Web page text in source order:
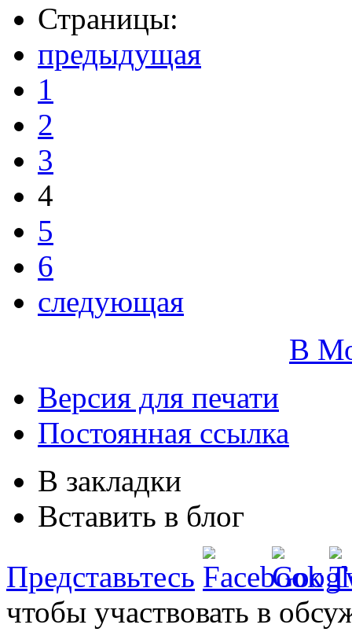
Страницы:
предыдущая
1
2
3
4
5
6
следующая
В
Версия для печати
Постоянная ссылка
В закладки
Вставить в блог
Представьтесь
чтобы участвовать в